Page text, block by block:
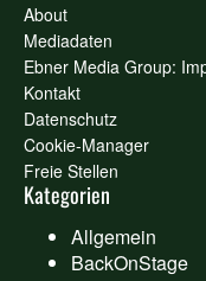
About
Mediadaten
Ebner Media Group:
Kontakt
Datenschutz
Cookie-Manager
Freie Stellen
Kategorien
Allgemein
BackOnStage